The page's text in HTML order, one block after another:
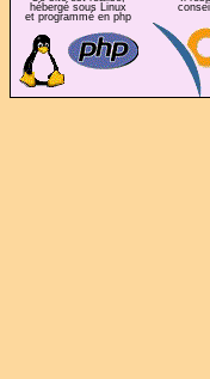
hébergé sous Linux
et programmé en php